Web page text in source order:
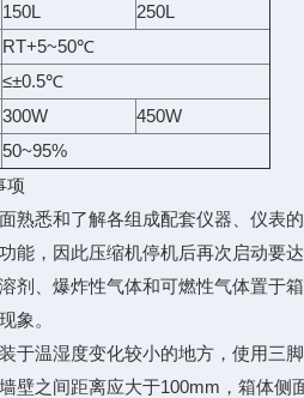
150L
250L
RT+5~50℃
≤±0.5℃
300W
450W
50~95%
项
熟悉和了解各组成配套仪器、仪表
能，因此压缩机停机后再次启动要
剂、爆炸性气体和可燃性气体置于
象。
于温湿度变化较小的地方，使用三
壁之间距离应大于100mm，箱体